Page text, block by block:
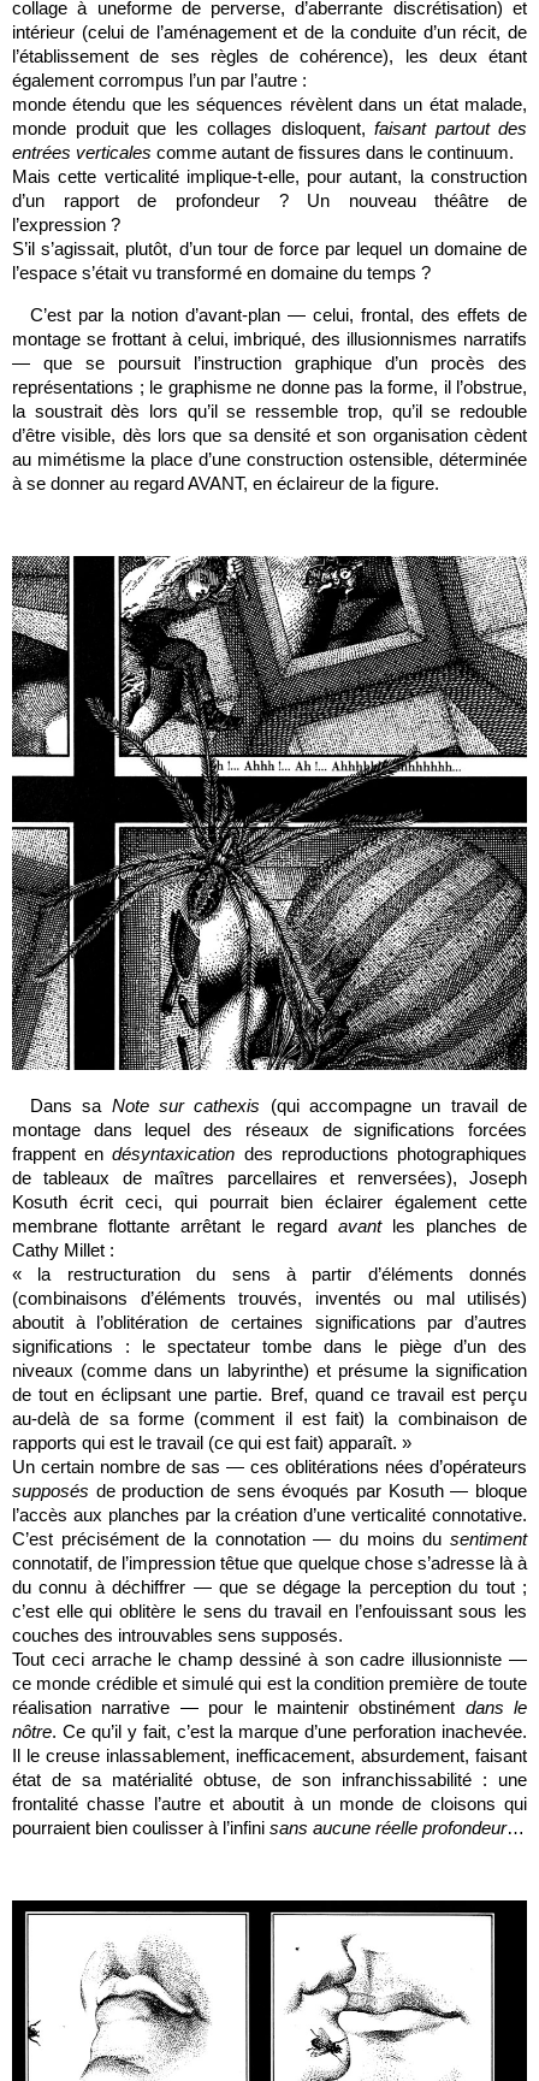
collage à uneforme de perverse, d’aberrante discrétisation) et
intérieur (celui de l’aménagement et de la conduite d’un récit, de
l’établissement de ses règles de cohérence), les deux étant
également corrompus l’un par l’autre :
monde étendu que les séquences révèlent dans un état malade,
monde produit que les collages disloquent, faisant partout des
entrées verticales comme autant de fissures dans le continuum.
Mais cette verticalité implique-t-elle, pour autant, la construction
d’un rapport de profondeur ? Un nouveau théâtre de
l’expression ?
S’il s’agissait, plutôt, d’un tour de force par lequel un domaine de
l’espace s’était vu transformé en domaine du temps ?
C’est par la notion d’avant-plan — celui, frontal, des effets de
montage se frottant à celui, imbriqué, des illusionnismes narratifs
— que se poursuit l’instruction graphique d’un procès des
représentations ; le graphisme ne donne pas la forme, il l’obstrue,
la soustrait dès lors qu’il se ressemble trop, qu’il se redouble
d’être visible, dès lors que sa densité et son organisation cèdent
au mimétisme la place d’une construction ostensible, déterminée
à se donner au regard AVANT, en éclaireur de la figure.
Dans sa Note sur cathexis (qui accompagne un travail de
montage dans lequel des réseaux de significations forcées
frappent endésyntaxication des reproductions photographiques
de tableaux de maîtres parcellaires et renversées), Joseph
Kosuth écrit ceci, qui pourrait bien éclairer également cette
membrane flottante arrêtant le regard avantles planches de
Cathy Millet :
« la restructuration du sens à partir d’éléments donnés
(combinaisons d’éléments trouvés, inventés ou mal utilisés)
aboutit à l’oblitération de certaines significations par d’autres
significations : le spectateur tombe dans le piège d’un des
niveaux (comme dans un labyrinthe) et présume la signification
de tout en éclipsant une partie. Bref, quand ce travail est perçu
au-delà de sa forme (comment il est fait) la combinaison de
rapports qui est le travail (ce qui est fait) apparaît. »
Un certain nombre de sas — ces oblitérations nées d’opérateurs
supposés de production de sens évoqués par Kosuth — bloque
l’accès aux planches par la création d’une verticalité connotative.
C’est précisément de la connotation — du moins du sentiment
connotatif, de l’impression têtue que quelque chose s’adresse là à
du connu à déchiffrer — que se dégage la perception du tout ;
c’est elle qui oblitère le sens du travail en l’enfouissant sous les
couches des introuvables sens supposés.
Tout ceci arrache le champ dessiné à son cadre illusionniste —
ce monde crédible et simulé qui est la condition première de toute
réalisation narrative — pour le maintenir obstinément dans le
nôtre. Ce qu’il y fait, c’est la marque d’une perforation inachevée.
Il le creuse inlassablement, inefficacement, absurdement, faisant
état de sa matérialité obtuse, de son infranchissabilité : une
frontalité chasse l’autre et aboutit à un monde de cloisons qui
pourraient bien coulisser à l’infini sans aucune réelle profondeur…